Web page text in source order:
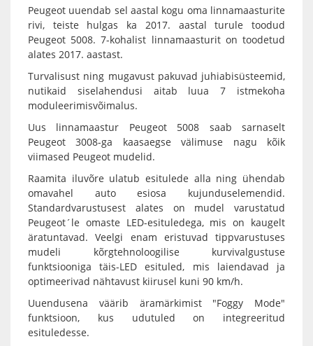
Peugeot uuendab sel aastal kogu oma linnamaasturite
rivi, teiste hulgas ka 2017. aastal turule toodud
Peugeot 5008. 7-kohalist linnamaasturit on toodetud
alates 2017. aastast.
Turvalisust ning mugavust pakuvad juhiabisüsteemid,
nutikaid siselahendusi aitab luua 7 istmekoha
moduleerimisvõimalus.
Uus linnamaastur Peugeot 5008 saab sarnaselt
Peugeot 3008-ga kaasaegse välimuse nagu kõik
viimased Peugeot mudelid.
Raamita iluvõre ulatub esitulede alla ning ühendab
omavahel auto esiosa kujunduselemendid.
Standardvarustusest alates on mudel varustatud
Peugeot´le omaste LED-esituledega, mis on kaugelt
äratuntavad. Veelgi enam eristuvad tippvarustuses
mudeli kõrgtehnoloogilise kurvivalgustuse
funktsiooniga täis-LED esituled, mis laiendavad ja
optimeerivad nähtavust kiirusel kuni 90 km/h.
Uuendusena väärib äramärkimist "Foggy Mode"
funktsioon, kus udutuled on integreeritud
esituledesse.